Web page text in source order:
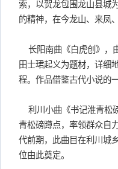
索，以贺龙包围龙山县城
的精神，在今龙山、来凤
长阳南曲《白虎创》，
田士珺起义为题材，详细
程。作品借鉴古代小说的
利川小曲《书记淮青松
青松磅蹲点，率领群众自
代前期，此曲目在利川城
位由此奠定。